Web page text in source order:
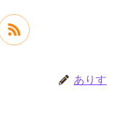
ありす